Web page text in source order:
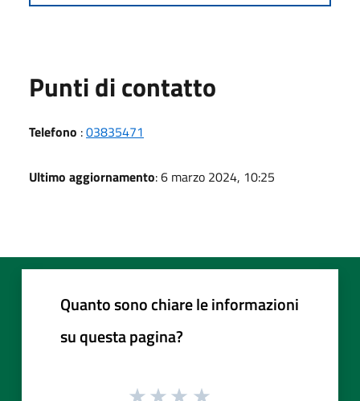
Punti di contatto
Telefono :03835471
Ultimo aggiornamento: 6 marzo 2024, 10:25
Quanto sono chiare le informazioni
su questa pagina?